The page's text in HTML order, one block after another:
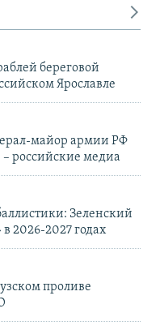
береговой
Ярославле
майор армии РФ
российские медиа
Зеленский
2026-2027 годах
проливе